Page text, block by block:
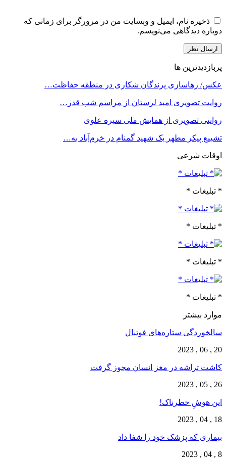
ذخیره نام، ایمیل و وبسایت من در مرورگر برای زمانی که
دوباره دیدگاهی می‌نویسم.
پربازدیدترین ها
عکس/ رهاسازی پرندگان شکاری در منطقه حفاظت…
روایت تصویری امید لرستان از مراسم شب قدر…
روایتی تصویری از همایش ملی سیره علوی
تشییع پیکر مطهر یک شهید گمنام در خرم‌آباد به…
اوقات شرعی
* تبلیغات *
* تبلیغات *
* تبلیغات *
* تبلیغات *
موارد بیشتر
سالخوردگی ستاره‌های فوتبال
20 , 06 , 2023
کاشت تراشه در مغز انسان مجوز گرفت
26 , 05 , 2023
این هوشِ خطرناک!
18 , 04 , 2023
بیماری که پزشک خود را شفا داد
8 , 04 , 2023